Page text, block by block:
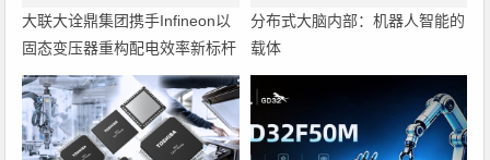
大联大诠鼎集团携手Infineon以
固态变压器重构配电效率新标杆
分布式大脑内部：机器人智能的
载体